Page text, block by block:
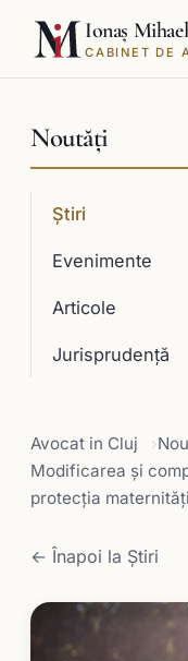
Ionaș
CABINET DE
Noutăți
Știri
Evenimente
Articole
Jurisprudenţă
Avocat in Cluj
Modificarea și
protecţia
← Înapoi la Știri